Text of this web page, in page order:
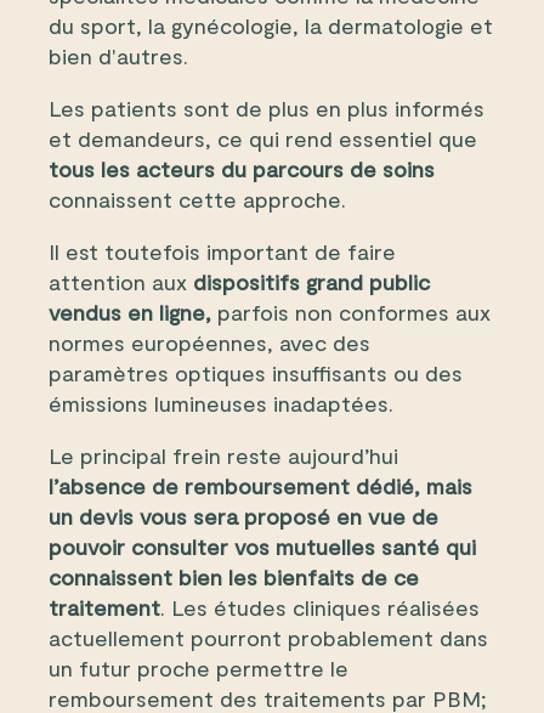
du sport, la gynécologie, la dermatologie et
bien d'autres.
Les patients sont de plus en plus informés
et demandeurs, ce qui rend essentiel que
tous les acteurs du parcours de soins
connaissent cette approche.
Il est toutefois important de faire
attention aux dispositifs grand public
vendus en ligne, parfois non conformes aux
normes européennes, avec des
paramètres optiques insuffisants ou des
émissions lumineuses inadaptées.
Le principal frein reste aujourd’hui
l’absence de remboursement dédié, mais
un devis vous sera proposé en vue de
pouvoir consulter vos mutuelles santé qui
connaissent bien les bienfaits de ce
traitement. Les études cliniques réalisées
actuellement pourront probablement dans
un futur proche permettre le
remboursement des traitements par PBM;